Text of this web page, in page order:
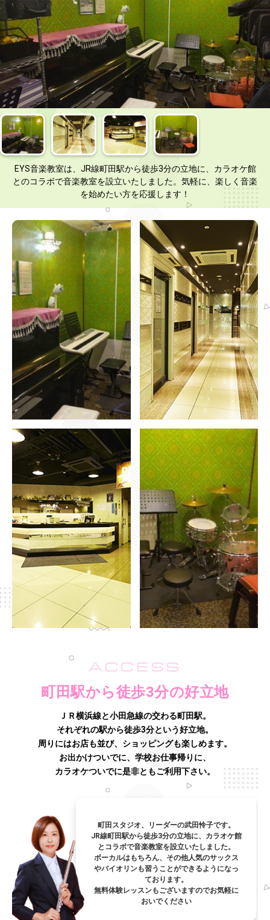
EYS音楽教室は、JR線町田駅から徒歩3分の立地に、カラオケ館
とのコラボで音楽教室を設立いたしました。気軽に、楽しく音楽
を始めたい方を応援します！
ACCESS
町田駅から徒歩3分の好立地
ＪＲ横浜線と小田急線の交わる町田駅。
それぞれの駅から徒歩3分という好立地。
周りにはお店も並び、ショッピングも楽しめます。
お出かけついでに、学校お仕事帰りに、
カラオケついでに是非ともご利用下さい。
町田スタジオ、リーダーの武田怜子です。
JR線町田駅から徒歩3分の立地に、カラオケ館
とコラボで音楽教室を設立いたしました。
ボーカルはもちろん、その他人気のサックス
やバイオリンも習うことができるようになっ
ております。
無料体験レッスンもございますのでお気軽に
おいでください